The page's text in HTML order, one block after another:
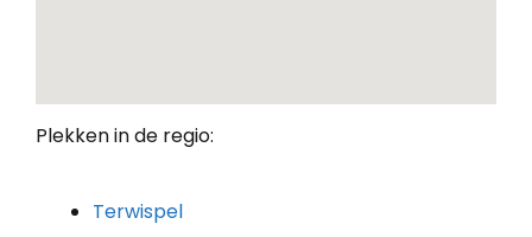
Plekken in de regio:
Terwispel